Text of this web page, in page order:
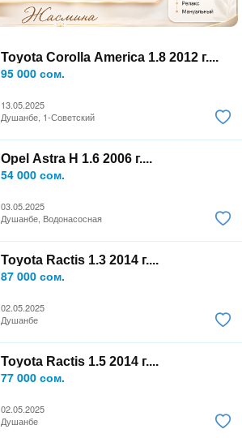
Toyota Corolla America 1.8 2012 г....
95 000 сом.
13.05.2025
Душанбе, 1-Советский
Opel Astra H 1.6 2006 г....
54 000 сом.
03.05.2025
Душанбе, Водонасосная
Toyota Ractis 1.3 2014 г....
87 000 сом.
02.05.2025
Душанбе
Toyota Ractis 1.5 2014 г....
77 000 сом.
02.05.2025
Душанбе